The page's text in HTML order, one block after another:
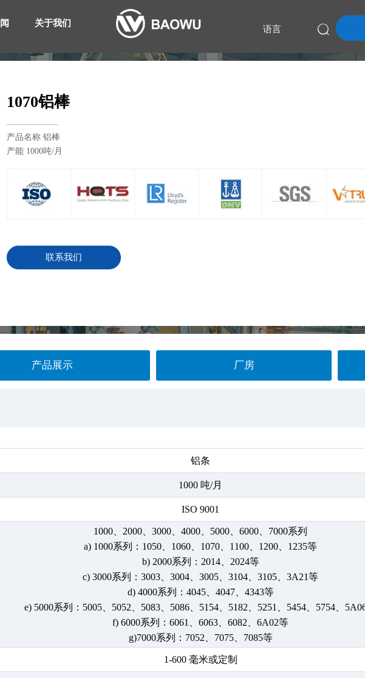
关于我们
语言 
1070铝棒
产品名称 铝棒
产能 1000吨/月
联系我们
产品展示 厂房
铝条
1000 吨/月
ISO 9001
1000、2000、3000、4000、5000、6000、7000系列
a) 1000系列：1050、1060、1070、1100、1200、1235等
b) 2000系列：2014、2024等
c) 3000系列：3003、3004、3005、3104、3105、3A21等
d) 4000系列：4045、4047、4343等
e) 5000系列：5005、5052、5083、5086、5154、5182、5251、5454、5754、
f) 6000系列：6061、6063、6082、6A02等
g)7000系列：7052、7075、7085等
1-600 毫米或定制